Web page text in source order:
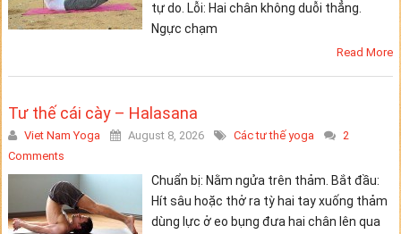
tự do. Lỗi: Hai chân không duỗi thẳng.
Ngực chạm
Read More
Tư thế cái cày – Halasana
Viet Nam Yoga August 8, 2026 Các tư thế yoga
2
Comments
Chuẩn bị: Nằm ngửa trên thảm. Bắt đầu:
Hít sâu hoặc thở ra tỳ hai tay xuống thảm
dùng lực ở eo bụng đưa hai chân lên qua